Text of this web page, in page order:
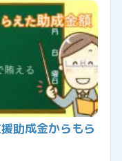
助成金からもら